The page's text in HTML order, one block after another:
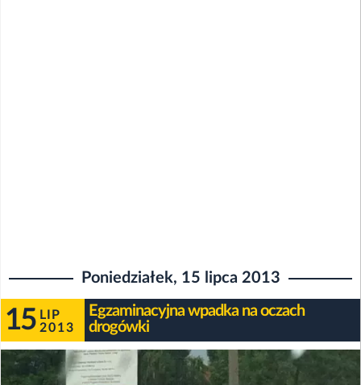
Poniedziałek, 15 lipca 2013
15 LIP
2013
Egzaminacyjna wpadka na oczach
drogówki